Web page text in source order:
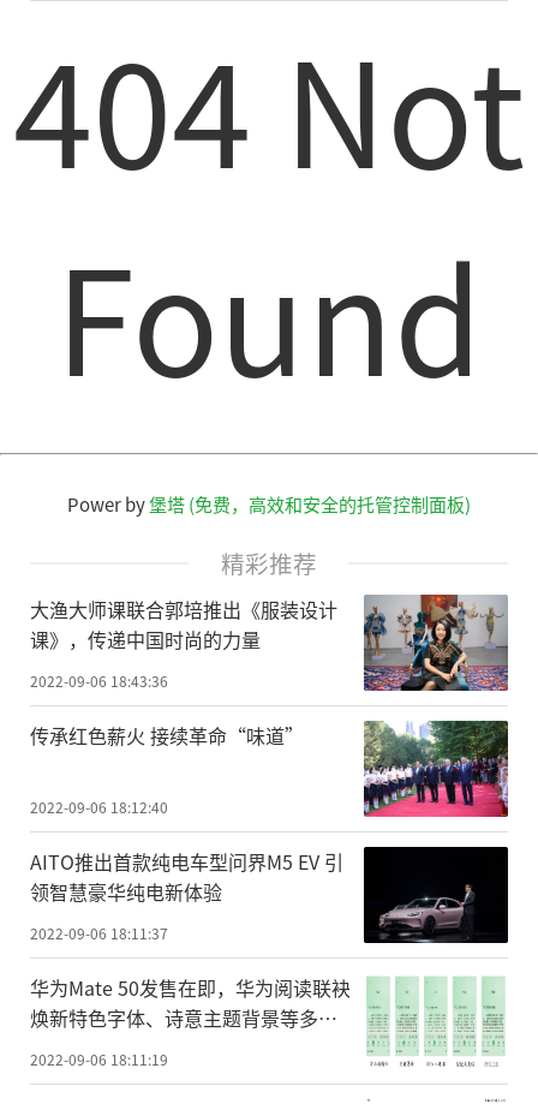
404 Not
Found
Power by堡塔 (免费，高效和安全的托管控制面板)
精彩推荐
大渔大师课联合郭培推出《服装设计
课》，传递中国时尚的力量
2022-09-06 18:43:36
传承红色薪火 接续革命“味道”
2022-09-06 18:12:40
AITO推出首款纯电车型问界M5 EV 引
领智慧豪华纯电新体验
2022-09-06 18:11:37
华为Mate 50发售在即，华为阅读联袂
焕新特色字体、诗意主题背景等多项
2022-09-06 18:11:19